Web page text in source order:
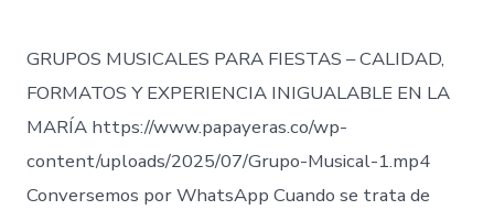
GRUPOS MUSICALES PARA FIESTAS – CALIDAD,
FORMATOS Y EXPERIENCIA INIGUALABLE EN LA
MARÍA https://www.papayeras.co/wp-
content/uploads/2025/07/Grupo-Musical-1.mp4
Conversemos por WhatsApp Cuando se trata de